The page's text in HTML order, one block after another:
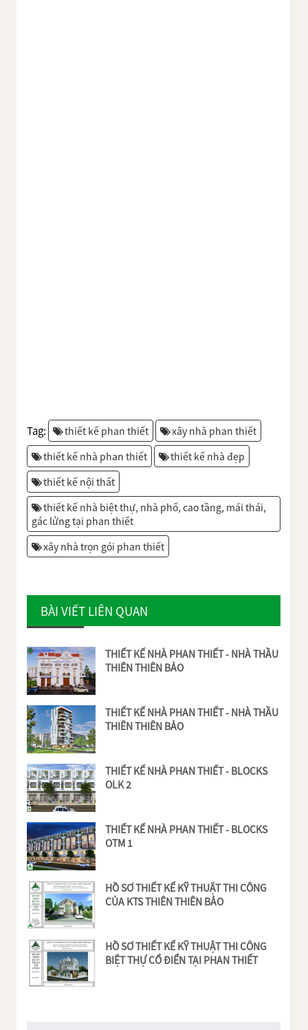
Tag: thiết kế phan thiết
xây nhà phan thiết
thiết kế nhà phan thiết
thiết kế nhà đẹp
thiết kế nội thất
thiết kế nhà biệt thự, nhà phố, cao tầng, mái thái,
gác lửng tại phan thiết
xây nhà trọn gói phan thiết
BÀI VIẾT LIÊN QUAN
THIẾT KẾ NHÀ PHAN THIẾT - NHÀ THẦU
THIÊN THIÊN BẢO
THIẾT KẾ NHÀ PHAN THIẾT - NHÀ THẦU
THIÊN THIÊN BẢO
THIẾT KẾ NHÀ PHAN THIẾT - BLOCKS
OLK 2
THIẾT KẾ NHÀ PHAN THIẾT - BLOCKS
OTM 1
HỒ SƠ THIẾT KẾ KỸ THUẬT THI CÔNG
CỦA KTS THIÊN THIÊN BẢO
HỒ SƠ THIẾT KẾ KỸ THUẬT THI CÔNG
BIỆT THỰ CỔ ĐIỂN TẠI PHAN THIẾT